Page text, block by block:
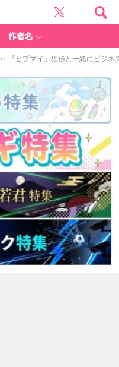
作者名
> 『ヒプマイ』独歩と一緒にビジネ